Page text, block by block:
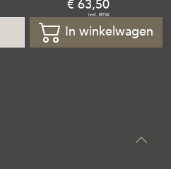
63,50
In winkelwagen